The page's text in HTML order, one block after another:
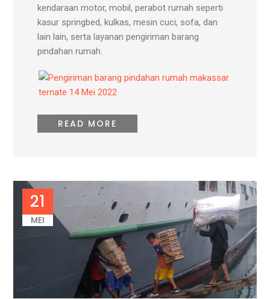
kendaraan motor, mobil, perabot rumah seperti
kasur springbed, kulkas, mesin cuci, sofa, dan
lain lain, serta layanan pengiriman barang
pindahan rumah.
READ MORE
21
MEI